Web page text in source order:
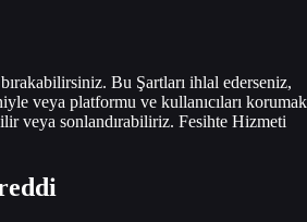
Bu Şartları ihlal ederseniz,
veya platformu ve kullanıcıları korumak
veya sonlandırabiliriz. Fesihte Hizmeti